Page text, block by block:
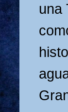
una